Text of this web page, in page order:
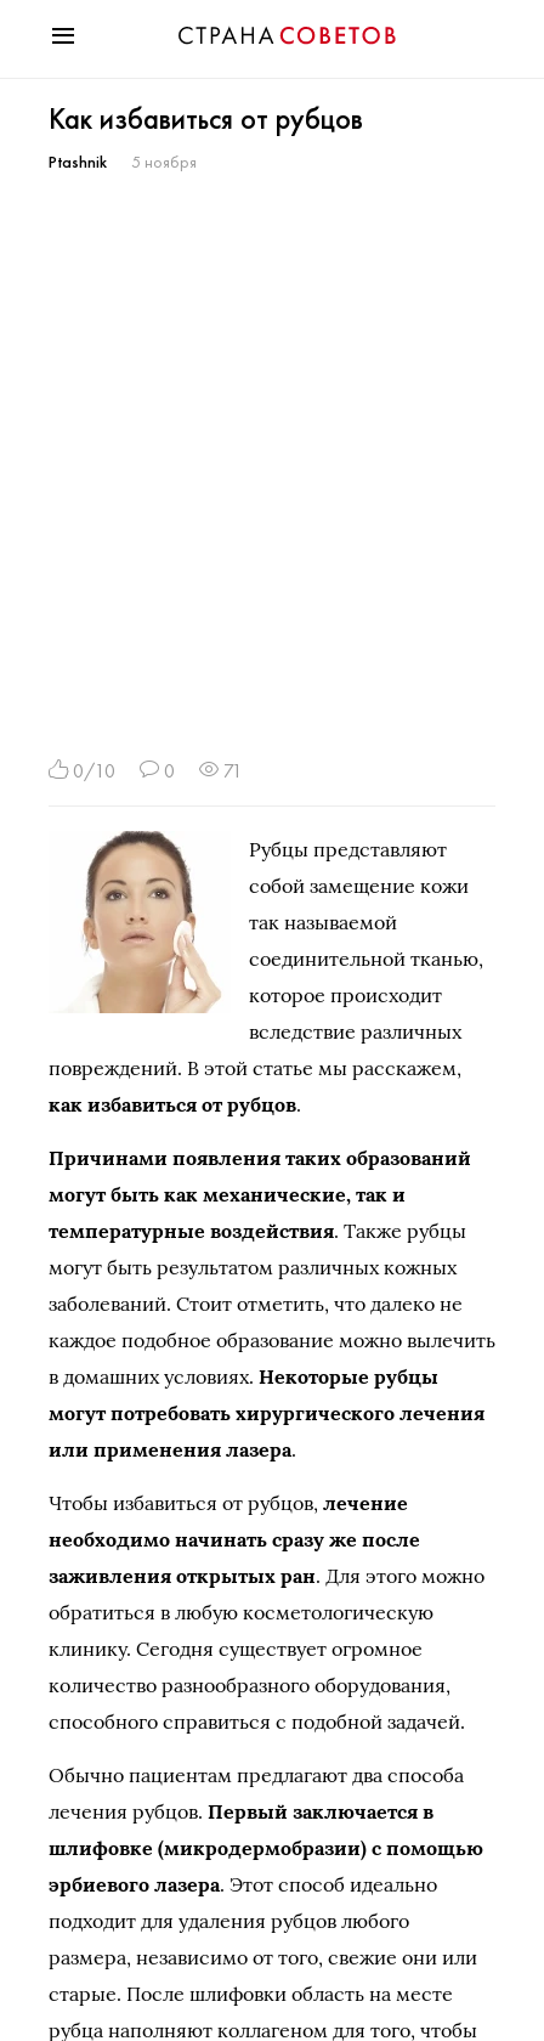
Мода
Звезды
Как избавиться от рубцов
Ptashnik 5 ноября
0/10 0 71
Рубцы представляют
собой замещение кожи
так называемой
соединительной тканью,
которое происходит
вследствие различных
повреждений. В этой статье мы расскажем,
как избавиться от рубцов.
Причинами появления таких образований
могут быть как механические, так и
температурные воздействия. Также рубцы
могут быть результатом различных кожных
заболеваний. Стоит отметить, что далеко не
каждое подобное образование можно вылечить
в домашних условиях. Некоторые рубцы
могут потребовать хирургического лечения
или применения лазера.
Чтобы избавиться от рубцов, лечение
необходимо начинать сразу же после
заживления открытых ран. Для этого можно
обратиться в любую косметологическую
клинику. Сегодня существует огромное
количество разнообразного оборудования,
способного справиться с подобной задачей.
Обычно пациентам предлагают два способа
лечения рубцов. Первый заключается в
шлифовке (микродермобразии) с помощью
эрбиевого лазера. Этот способ идеально
подходит для удаления рубцов любого
размера, независимо от того, свежие они или
старые. После шлифовки область на месте
рубца наполняют коллагеном для того, чтобы